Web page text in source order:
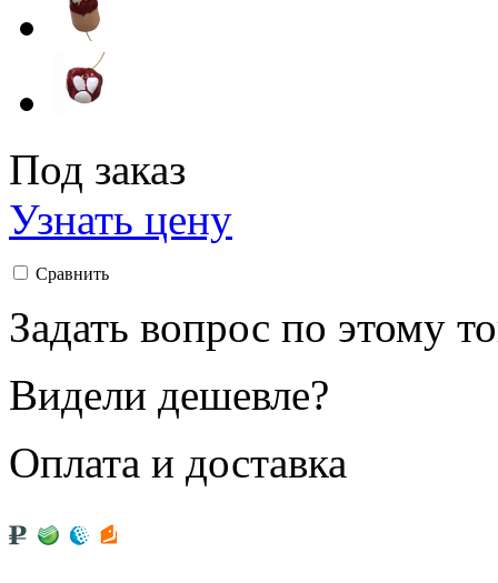
Под заказ
Узнать цену
Сравнить
Задать вопрос по этому
Видели дешевле?
Оплата и доставка